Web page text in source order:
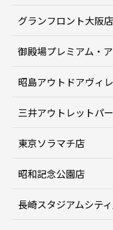
グランフロント大阪店
御殿場プレミアム・
昭島アウトドアヴィ
三井アウトレットパ
東京ソラマチ店
昭和記念公園店
長崎スタジアムシテ